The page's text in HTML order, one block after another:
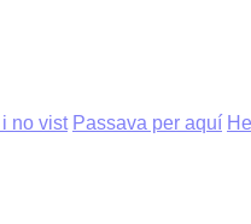
no vist Passava per aquí